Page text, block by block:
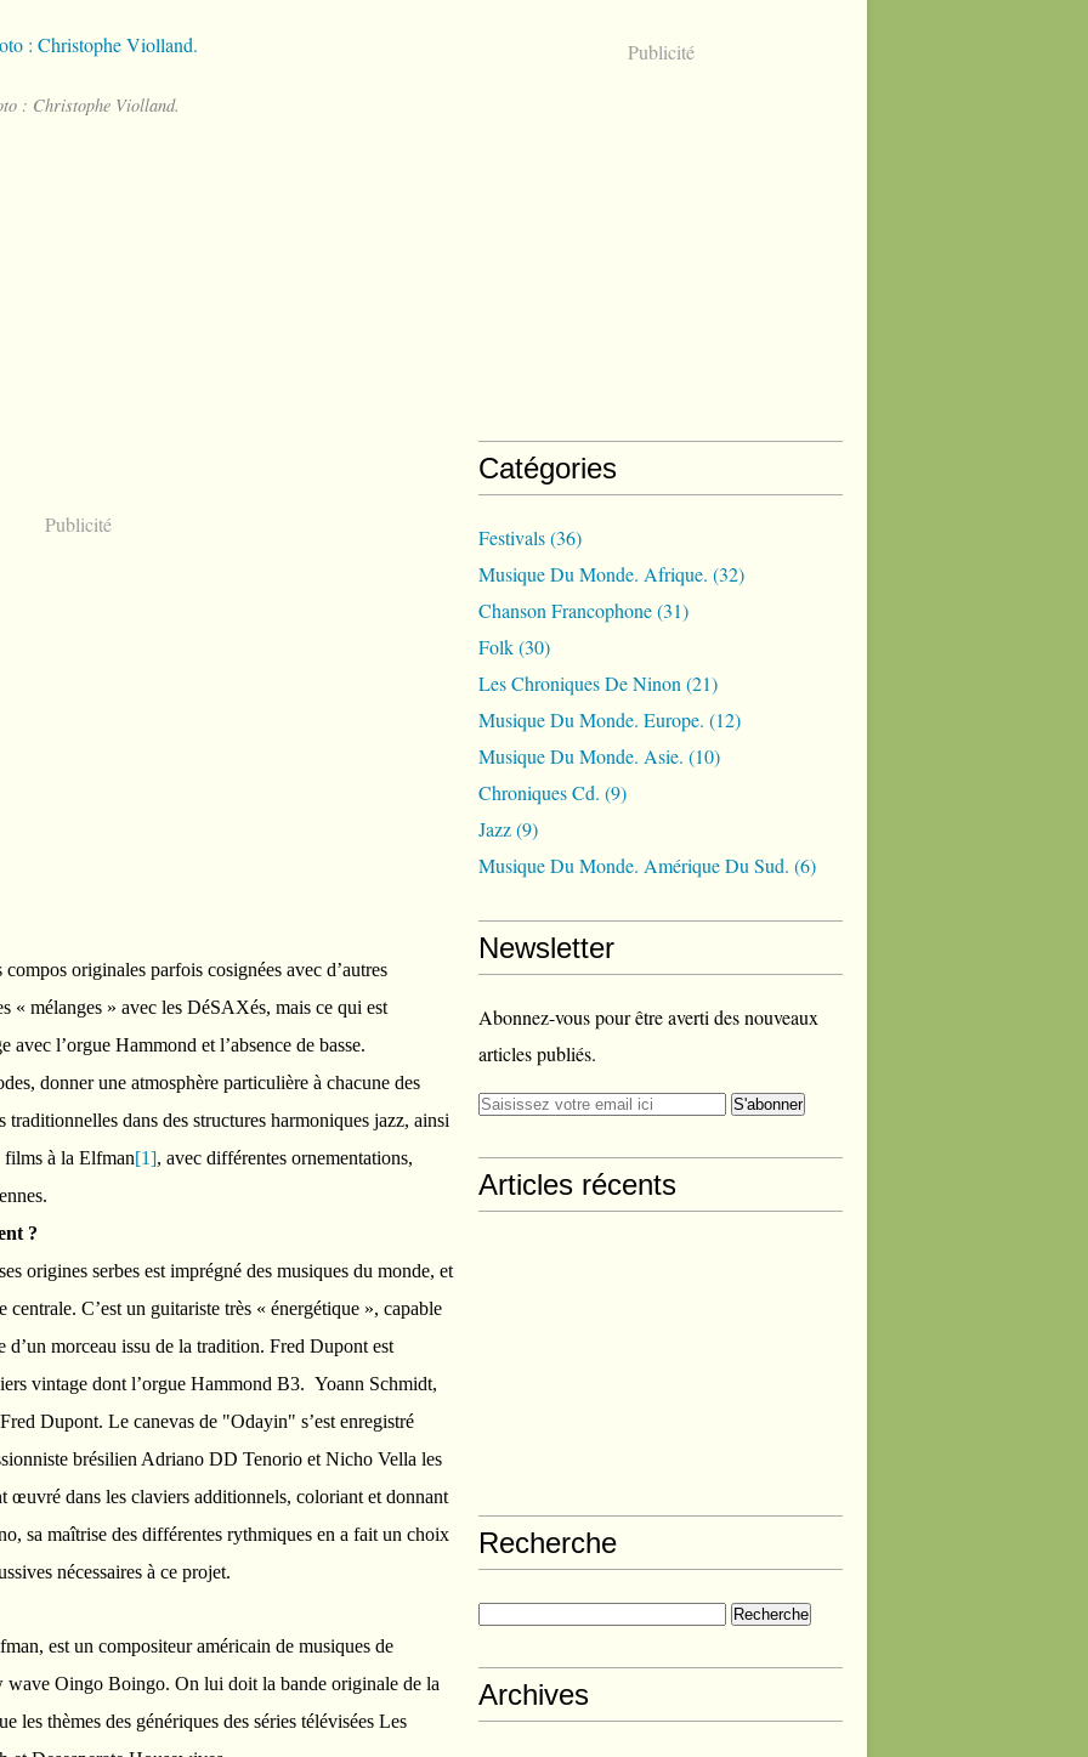
: Christophe Violland.
Publicité
originales parfois cosignées avec d’autres
« mélanges » avec les DéSAXés, mais ce qui est
avec l’orgue Hammond et l’absence de basse.
donner une atmosphère particulière à chacune des
dans des structures harmoniques jazz, ainsi
films à la Elfman[1], avec différentes ornementations,
?
origines serbes est imprégné des musiques du monde, et
C’est un guitariste très « énergétique », capable
morceau issu de la tradition. Fred Dupont est
vintage dont l’orgue Hammond B3. Yoann Schmidt,
Dupont. Le canevas de "Odayin" s’est enregistré
brésilien Adriano DD Tenorio et Nicho Vella les
œuvré dans les claviers additionnels, coloriant et donnant
sa maîtrise des différentes rythmiques en a fait un choix
nécessaires à ce projet.
est un compositeur américain de musiques de
wave Oingo Boingo. On lui doit la bande originale de la
les thèmes des génériques des séries télévisées Les
Publicité
Catégories
Festivals(36)
Musique Du Monde. Afrique. (32)
Chanson Francophone(31)
Folk(30)
Les Chroniques De Ninon (21)
Musique Du Monde. Europe. (12)
Musique Du Monde. Asie. (10)
Chroniques Cd. (9)
Jazz(9)
Musique Du Monde. Amérique Du Sud. (6)
Newsletter
Abonnez-vous pour être averti des nouveaux
articles publiés.
Articles récents
Recherche
Archives